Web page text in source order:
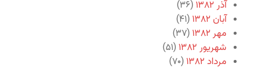
آذر ۱۳۸۲
(۳۶)
آبان ۱۳۸۲
(۴۱)
مهر ۱۳۸۲
(۳۷)
شهریور ۱۳۸۲
(۵۱)
مرداد ۱۳۸۲
(۷۰)